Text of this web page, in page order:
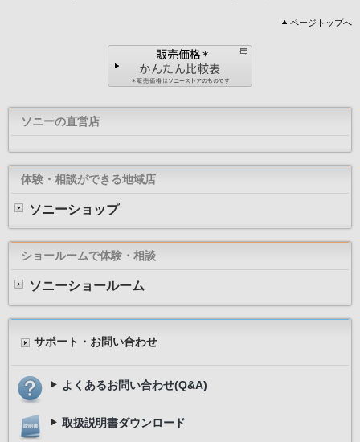
ページトップへ
ソニーの直営店
体験・相談ができる地域店
ソニーショップ
ショールームで体験・相談
ソニーショールーム
サポート・お問い合わせ
よくあるお問い合わせ(Q&A)
取扱説明書ダウンロード